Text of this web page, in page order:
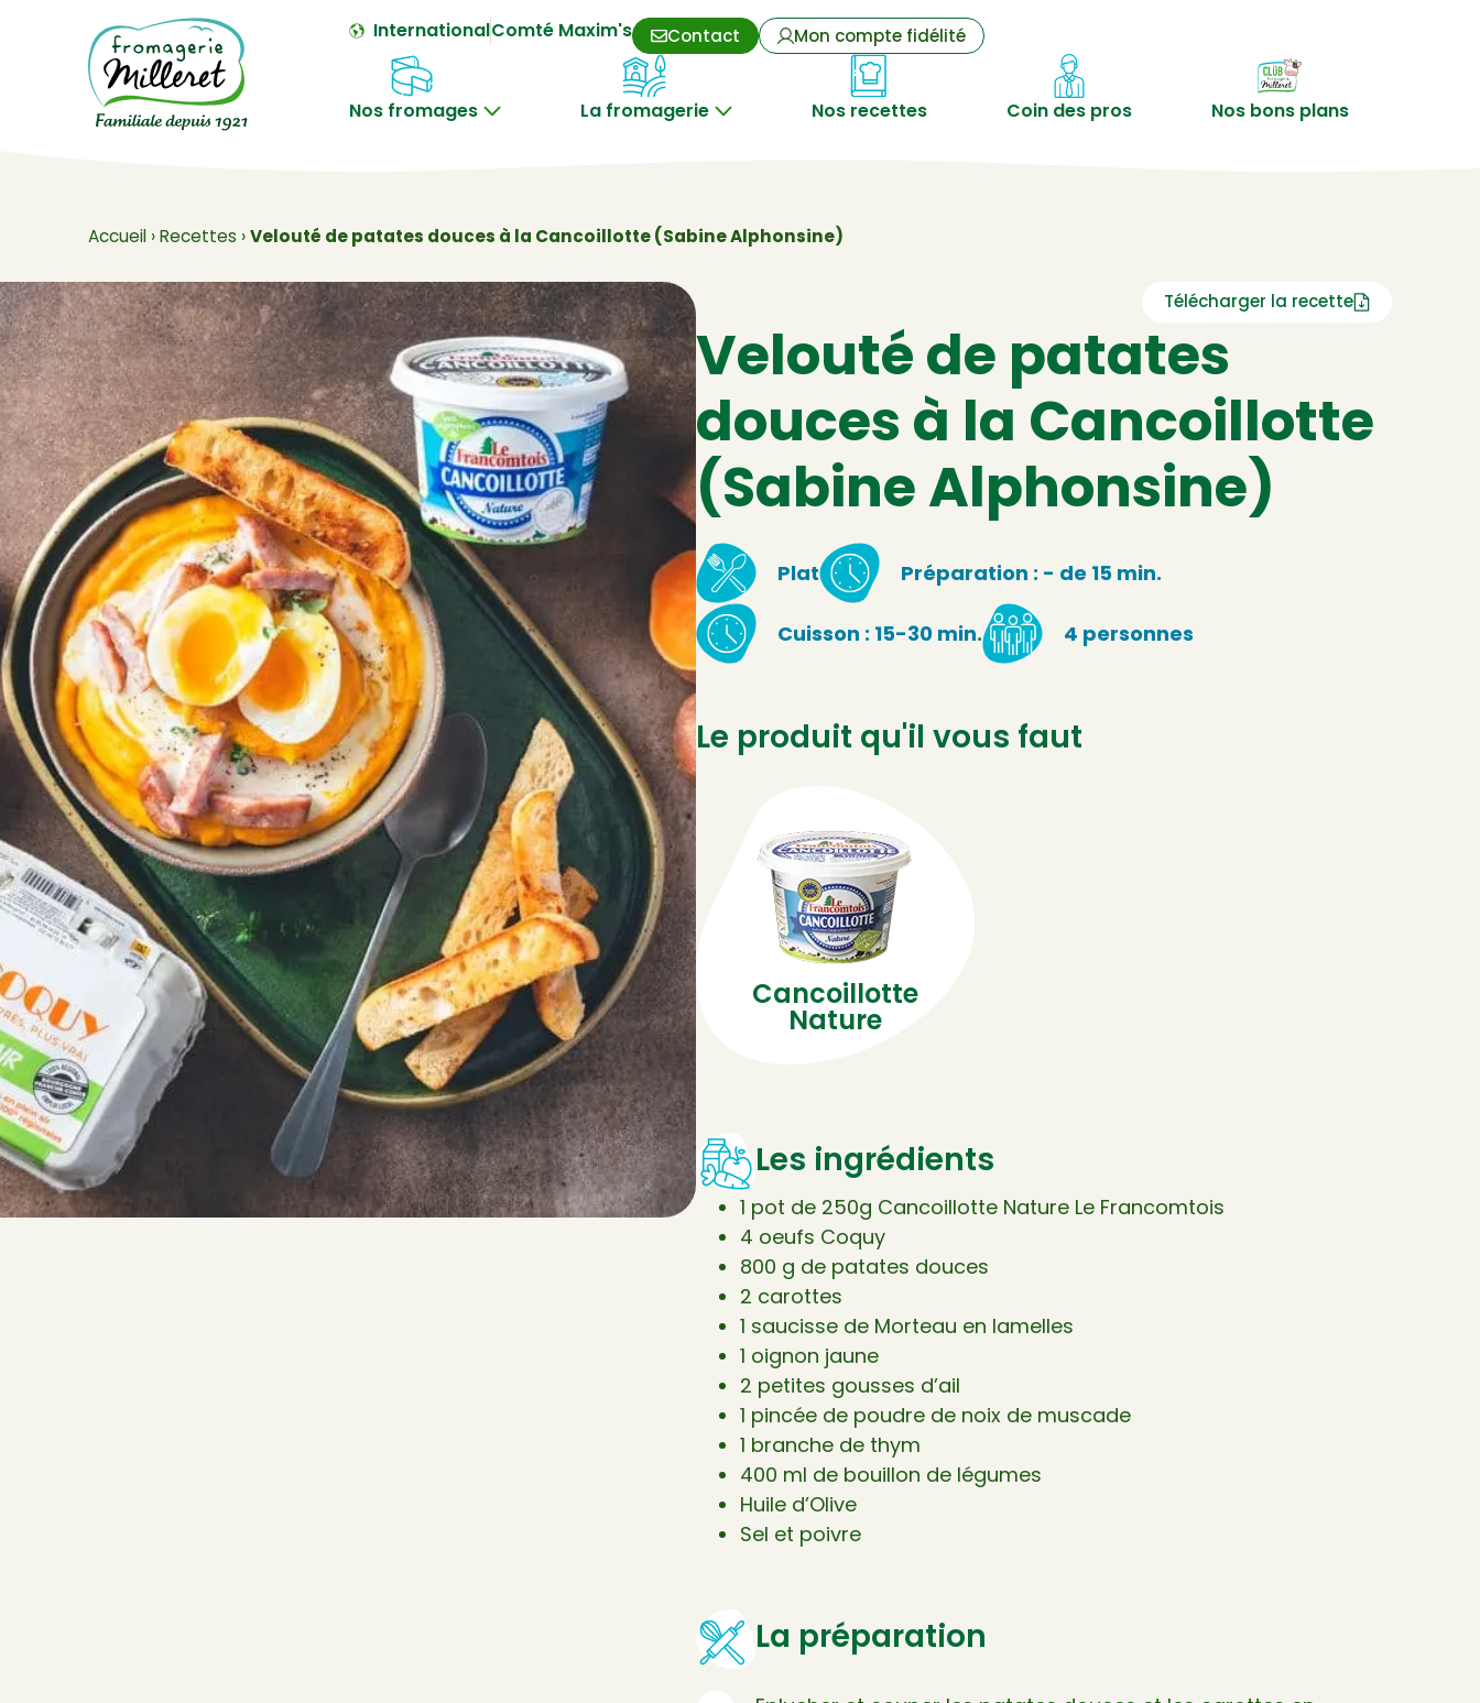
InternationalComté Maxim's Contact Mon compte fidélité
Nos fromages La fromagerie Nos recettes Coin des pros Nos bons plans
Accueil ›Recettes ›Velouté de patates douces à la Cancoillotte (Sabine Alphonsine)
Télécharger la recette
Velouté de patates
douces à la Cancoillotte
(Sabine Alphonsine)
Plat Préparation : - de 15 min.
Cuisson : 15-30 min. 4 personnes
Le produit qu'il vous faut
Cancoillotte
Nature
Les ingrédients
1 pot de 250g Cancoillotte Nature Le Francomtois
4 oeufs Coquy
800 g de patates douces
2 carottes
1 saucisse de Morteau en lamelles
1 oignon jaune
2 petites gousses d’ail
1 pincée de poudre de noix de muscade
1 branche de thym
400 ml de bouillon de légumes
Huile d’Olive
Sel et poivre
La préparation